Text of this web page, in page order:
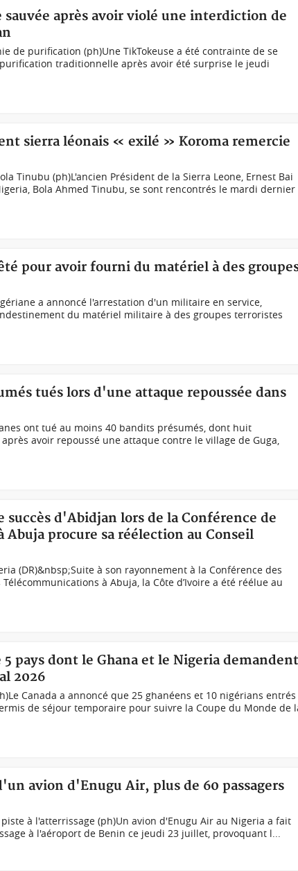
sauvée après avoir violé une interdiction de
de purification (ph)Une TikTokeuse a été contrainte de se
traditionnelle après avoir été surprise le jeudi
sierra léonais « exilé » Koroma remercie
Tinubu (ph)L'ancien Président de la Sierra Leone, Ernest Bai
Bola Ahmed Tinubu, se sont rencontrés le mardi dernier
pour avoir fourni du matériel à des
a annoncé l'arrestation d'un militaire en service,
du matériel militaire à des groupes terroristes
tués lors d'une attaque repoussée dans
ont tué au moins 40 bandits présumés, dont huit
avoir repoussé une attaque contre le village de Guga,
d'Abidjan lors de la Conférence de
procure sa réélection au Conseil
(DR)&nbsp;Suite à son rayonnement à la Conférence des
à Abuja, la Côte d’Ivoire a été réélue au
pays dont le Ghana et le Nigeria demandent
2026
Canada a annoncé que 25 ghanéens et 10 nigérians entrés
de séjour temporaire pour suivre la Coupe du Monde de
avion d'Enugu Air, plus de 60 passagers
piste à l'atterrissage (ph)Un avion d'Enugu Air au Nigeria a fait
à l'aéroport de Benin ce jeudi 23 juillet, provoquant l...